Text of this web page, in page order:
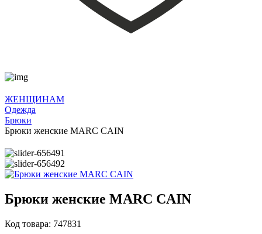
ЖЕНЩИНАМ
Одежда
Брюки
Брюки женские MARC CAIN
Брюки женские MARC CAIN
Код товара: 747831